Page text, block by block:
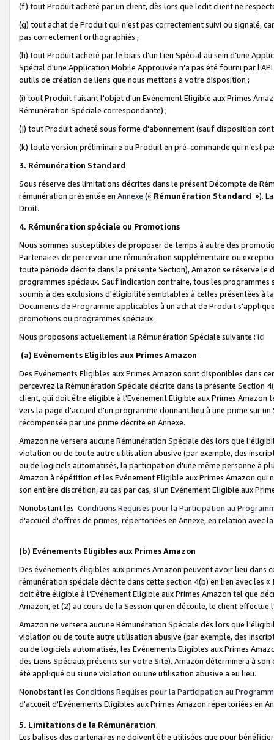
(f) tout Produit acheté par un client, dès lors que ledit client ne
(g) tout achat de Produit qui n’est pas correctement suivi ou signalé,
pas correctement orthographiés ;
(h) tout Produit acheté par le biais d’un Lien Spécial au sein d’une
Spécial d'une Application Mobile Approuvée n’a pas été fourni par
outils de création de liens que nous mettons à votre disposition ;
(i) tout Produit faisant l'objet d'un Evénement Eligible aux Primes
Rémunération Spéciale correspondante) ;
(j) tout Produit acheté sous forme d'abonnement (sauf disposition
(k) toute version préliminaire ou Produit en pré-commande qui n’est
3. Rémunération Standard
Sous réserve des limitations décrites dans le présent Décompte de
rémunération présentée en Annexe (« Rémunération Standard »).
Droit.
4. Rémunération spéciale ou Promotions
Nous sommes susceptibles de proposer de temps à autre des
Partenaires de percevoir une rémunération supplémentaire ou
toute période décrite dans la présente Section), Amazon se réserve
programmes spéciaux. Sauf indication contraire, tous les
soumis à des exclusions d'éligibilité semblables à celles présentées à
Documents de Programme applicables à un achat de Produit
promotions ou programmes spéciaux.
Nous proposons actuellement la Rémunération Spéciale suivante : ici
(a) Evénements Eligibles aux Primes Amazon
Des Evénements Eligibles aux Primes Amazon sont disponibles dans
percevrez la Rémunération Spéciale décrite dans la présente Section
client, qui doit être éligible à l'Evénement Eligible aux Primes Amazon
vers la page d'accueil d'un programme donnant lieu à une prime sur
récompensée par une prime décrite en Annexe.
Amazon ne versera aucune Rémunération Spéciale dès lors que
violation ou de toute autre utilisation abusive (par exemple, des
ou de logiciels automatisés, la participation d'une même personne à
Amazon à répétition et les Evénement Eligible aux Primes Amazon qui
son entière discrétion, au cas par cas, si un Evénement Eligible aux
Nonobstant les Conditions Requises pour la Participation au
d'accueil d'offres de primes, répertoriées en Annexe, en relation avec
(b) Evénements Eligibles aux Primes Amazon
Des événements éligibles aux primes Amazon peuvent avoir lieu dans
rémunération spéciale décrite dans cette section 4(b) en lien avec les «
doit être éligible à l’Evénement Eligible aux Primes Amazon tel que
Amazon, et (2) au cours de la Session qui en découle, le client
Amazon ne versera aucune Rémunération Spéciale dès lors que
violation ou de toute autre utilisation abusive (par exemple, des
ou de logiciels automatisés, les Evénements Eligibles aux Primes
des Liens Spéciaux présents sur votre Site). Amazon déterminera à
été appliqué ou si une violation ou une utilisation abusive a eu lieu.
Nonobstant les Conditions Requises pour la Participation au
d'accueil d'Evénements Eligibles aux Primes Amazon répertoriées en
5. Limitations de la Rémunération
Les balises des partenaires ne doivent être utilisées que pour